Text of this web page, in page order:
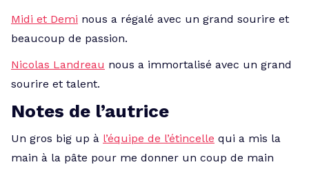
Midi et Demi nous a régalé avec un grand sourire et
beaucoup de passion.
Nicolas Landreau nous a immortalisé avec un grand
sourire et talent.
Notes de l’autrice
Un gros big up à l’équipe de l’étincelle qui a mis la
main à la pâte pour me donner un coup de main